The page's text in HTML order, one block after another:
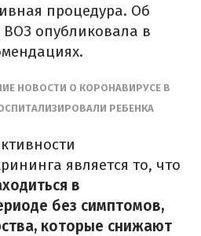
процедура. Об
ВОЗ опубликовала в
НОВОСТИ О КОРОНАВИРУСЕ В
РЕБЕНКА
является то, что
в
без симптомов,
которые снижают